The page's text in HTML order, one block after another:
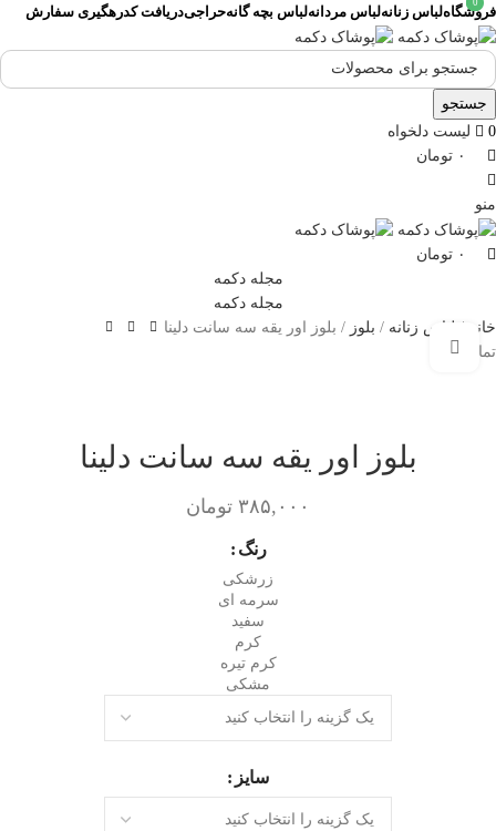
فروشگاهلباس زنانهلباس مردانهلباس بچه گانهحراجیدریافت کدرهگیری سفارش
جستجو
0
لیست دلخواه
0
۰ تومان
منو
0
۰ تومان
مجله دکمه
مجله دکمه
خانه
لباس زنانه بلوز
بلوز اور یقه سه سانت دلینا
تمام شده
بلوز اور یقه سه سانت دلینا
۳۸۵,۰۰۰ تومان
رنگ
زرشکی
سرمه ای
سفید
کرم
کرم تیره
مشکی
سایز
0